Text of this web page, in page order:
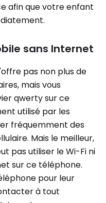
afin que votre enfant
sans Internet
pas non plus de
mais vous
qwerty sur ce
utilisé par les
fréquemment des
Mais le meilleur,
pas utiliser le Wi-Fi ni
sur ce téléphone.
pour leur
à tout